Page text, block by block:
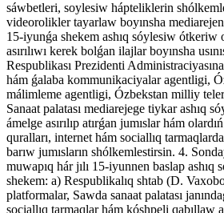
sáwbetleri, soylesiw hápteliklerin
videorolikler tayarlaw boyınsha mediarejeni
15-iyunǵa shekem ashıq sóylesiw ótkeriw
asırılıwı kerek bolǵan ilajlar boyınsha
Respublikası Prezidenti
hám ǵalaba kommunikaciyalar agentligi,
málimleme agentligi, Ózbekstan milliy
Sanaat palatası mediarejege tiykar ashıq
ámelge asırılıp atırǵan jumıslar hám
quralları, internet hám sociallıq
barıw jumısların shólkemlestirsin. 4.
muwapıq hár jılı 15-iyunnen baslap
shekem: a) Respublikalıq shtab (D.
platformalar, Sawda sanaat palatası
sociallıq tarmaqlar hám kóshpeli qabıllaw